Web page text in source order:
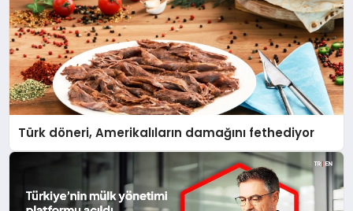
Türk döneri, Amerikalıların damağını fethediyor